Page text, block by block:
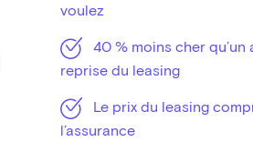
voulez
40 % moins cher
reprise du leasing
Le prix du leasing
l’assurance